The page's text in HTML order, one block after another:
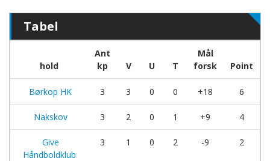
Tabel
hold
Ant
kp
V U T
Mål
forsk
Point
Børkop HK 3 3 0 0 +18 6
Nakskov 3 2 0 1 +9 4
Give
Håndboldklub
3 1 0 2 -9 2